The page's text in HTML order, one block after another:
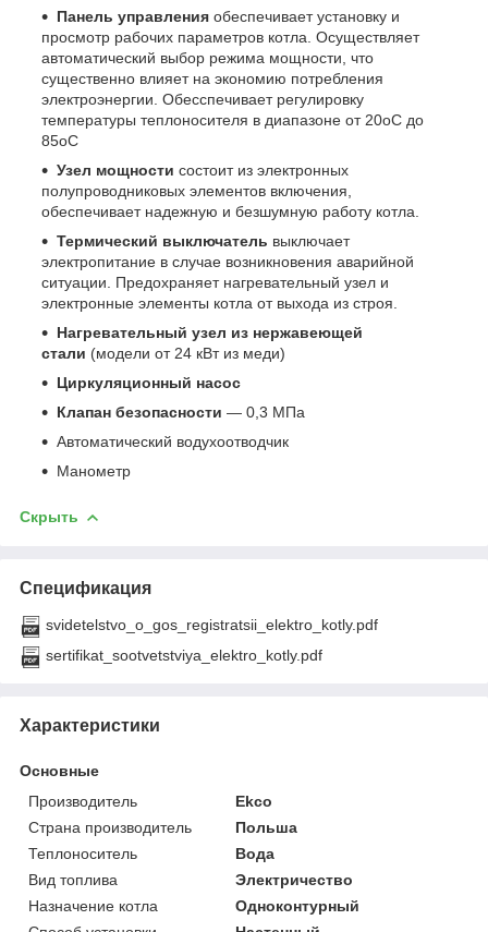
Панель управления обеспечивает установку и
просмотр рабочих параметров котла. Осуществляет
автоматический выбор режима мощности, что
существенно влияет на экономию потребления
электроэнергии. Обесспечивает регулировку
температуры теплоносителя в диапазоне от 20oC до
85oC
Узел мощности состоит из электронных
полупроводниковых элементов включения,
обеспечивает надежную и безшумную работу котла.
Термический выключатель выключает
электропитание в случае возникновения аварийной
ситуации. Предохраняет нагревательный узел и
электронные элементы котла от выхода из строя.
Нагревательный узел из нержавеющей
стали (модели от 24 кВт из меди)
Циркуляционный насос
Клапан безопасности — 0,3 МПа
Автоматический водухоотводчик
Манометр
Скрыть
Спецификация
svidetelstvo_o_gos_registratsii_elektro_kotly.pdf
sertifikat_sootvetstviya_elektro_kotly.pdf
Характеристики
Основные
Производитель
Ekco
Страна производитель
Польша
Теплоноситель
Вода
Вид топлива
Электричество
Назначение котла
Одноконтурный